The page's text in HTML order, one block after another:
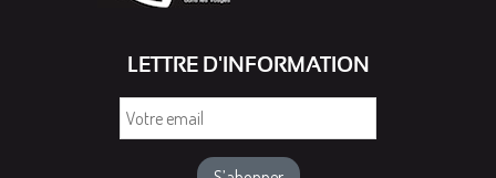
LETTRE D'INFORMATION